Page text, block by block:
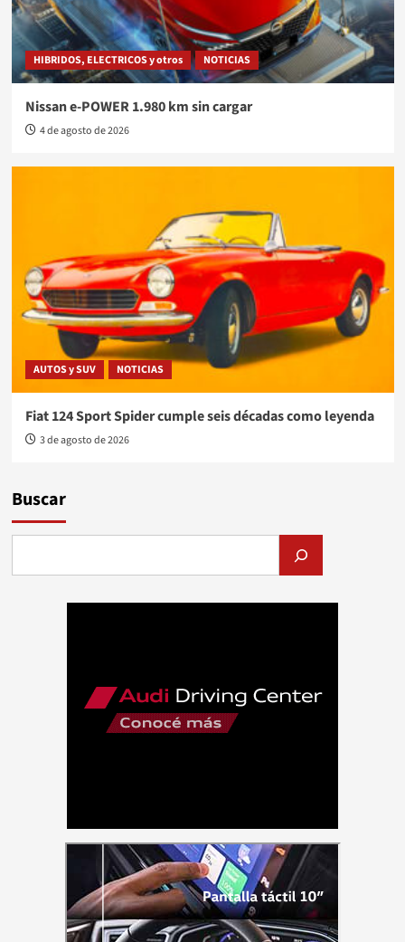
HIBRIDOS, ELECTRICOS y otros NOTICIAS
Nissan e-POWER 1.980 km sin cargar
4 de agosto de 2026
AUTOS y SUV NOTICIAS
Fiat 124 Sport Spider cumple seis décadas como leyenda
3 de agosto de 2026
Buscar